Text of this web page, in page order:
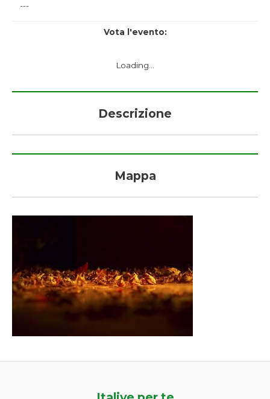
---
Vota l'evento:
Loading...
Descrizione
Mappa